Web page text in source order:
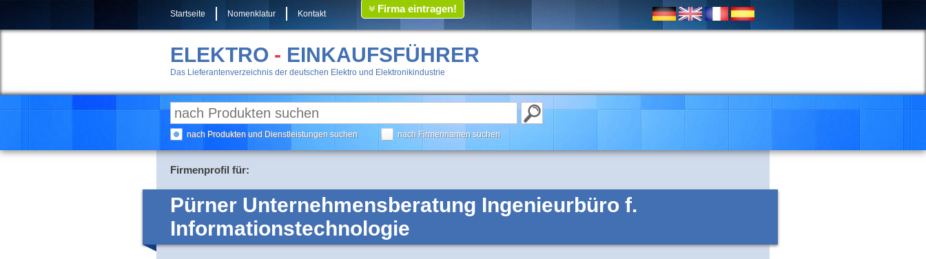
Startseite Nomenklatur Kontakt Firma eintragen!
ELEKTRO - EINKAUFSFÜHRER
Das Lieferantenverzeichnis der deutschen Elektro und Elektronikindustrie
nach Produkten und Dienstleistungen suchen nach Firmennamen suchen
Firmenprofil für:
Pürner Unternehmensberatung Ingenieurbüro f.
Informationstechnologie